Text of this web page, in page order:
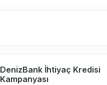
DenizBank İhtiyaç Kredisi
Kampanyası